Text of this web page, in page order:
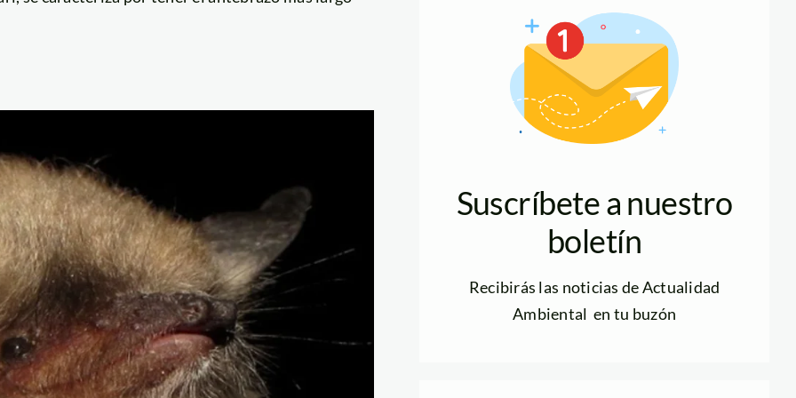
Suscríbete a nuestro
boletín
Recibirás las noticias de Actualidad
Ambiental en tu buzón